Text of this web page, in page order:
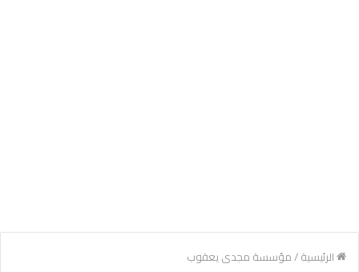
الرئيسية/مؤسسة مجدى يعقوب